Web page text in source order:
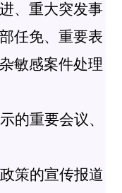
、重大突发事
任免、重要表
敏感案件处理
的重要会议、
策的宣传报道